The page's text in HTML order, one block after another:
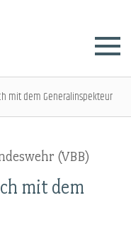
mit dem Generalinspekteur
(VBB)
mit dem